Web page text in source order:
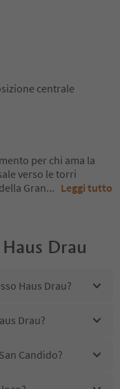
centrale
per chi ama la
verso le torri
Gran... Leggi tutto
Haus Drau
Haus Drau?
Drau?
Candido?